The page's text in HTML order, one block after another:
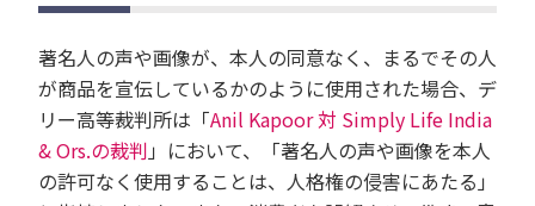
著名人の声や画像が、本人の同意なく、まるでその人
が商品を宣伝しているかのように使用された場合、デ
リー高等裁判所は「Anil Kapoor 対 Simply Life India
& Ors.の裁判 」において、「著名人の声や画像を本人
の許可なく使用することは、人格権の侵害にあたる」